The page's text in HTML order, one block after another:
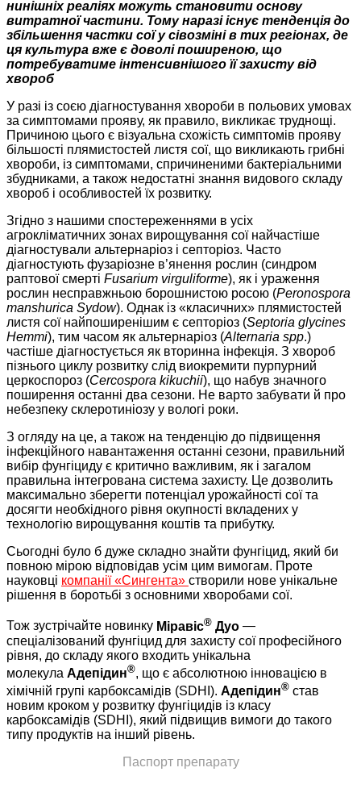
нинішніх реаліях можуть становити основу
витратної частини. Тому наразі існує тенденція до
збільшення частки сої у сівозміні в тих регіонах, де
ця культура вже є доволі поширеною, що
потребуватиме інтенсивнішого її захисту від
хвороб
У разі із соєю діагностування хвороби в польових умовах
за симптомами прояву, як правило, викликає труднощі.
Причиною цього є візуальна схожість симптомів прояву
більшості плямистостей листя сої, що викликають грибні
хвороби, із симптомами, спричиненими бактеріальними
збудниками, а також недостатні знання видового складу
хвороб і особливостей їх розвитку.
Згідно з нашими спостереженнями в усіх
агрокліматичних зонах вирощування сої найчастіше
діагностували альтернаріоз і септоріоз. Часто
діагностують фузаріозне в’янення рослин (синдром
раптової смерті Fusarium virguliforme), як і ураження
рослин несправжньою борошнистою росою (Peronospora
manshurica Sydow). Однак із «класичних» плямистостей
листя сої найпоширенішим є септоріоз (Septoria glycines
Hemmi), тим часом як альтернаріоз (Alternaria spp.)
частіше діагностується як вторинна інфекція. З хвороб
пізнього циклу розвитку слід виокремити пурпурний
церкоспороз (Cercospora kikuchii), що набув значного
поширення останні два сезони. Не варто забувати й про
небезпеку склеротиніозу у вологі роки.
З огляду на це, а також на тенденцію до підвищення
інфекційного навантаження останні сезони, правильний
вибір фунгіциду є критично важливим, як і загалом
правильна інтегрована система захисту. Це дозволить
максимально зберегти потенціал урожайності сої та
досягти необхідного рівня окупності вкладених у
технологію вирощування коштів та прибутку.
Сьогодні було б дуже складно знайти фунгіцид, який би
пов­ною мірою відповідав усім цим вимогам. Проте
науковці компанії «Сингента» створили нове унікальне
рішення в боротьбі з основними хворобами сої.
Тож зустрічайте новинку Міравіс® Дуо —
спеціалізований фунгіцид для захисту сої професійного
рівня, до складу якого входить унікальна
молекула Адепідин®, що є абсолютною інновацією в
хімічній групі карбоксамідів (SDHI). Адепідин® став
новим кроком у розвитку фунгіцидів із класу
карбоксамідів (SDHI), який підвищив вимоги до такого
типу продуктів на інший рівень.
Паспорт препарату